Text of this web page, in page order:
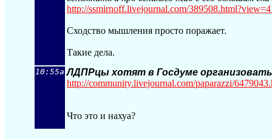
http://ssmirnoff.livejournal.com/389508.h
Cходство мышления просто поражает.
Такие дела.
10:55a ЛДПРцы хотят в Госдуме
http://community.livejournal.com/paparazzi/
Что это и нахуа?